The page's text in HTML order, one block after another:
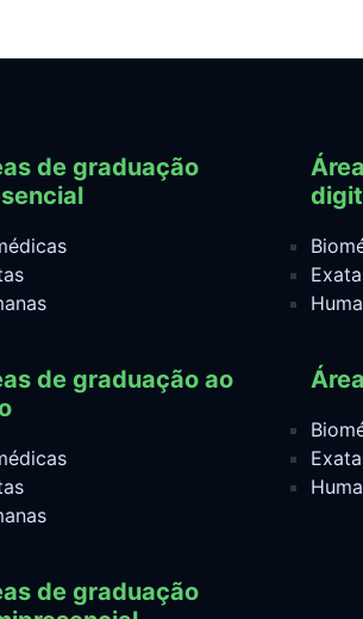
de graduação
de graduação ao
de graduação